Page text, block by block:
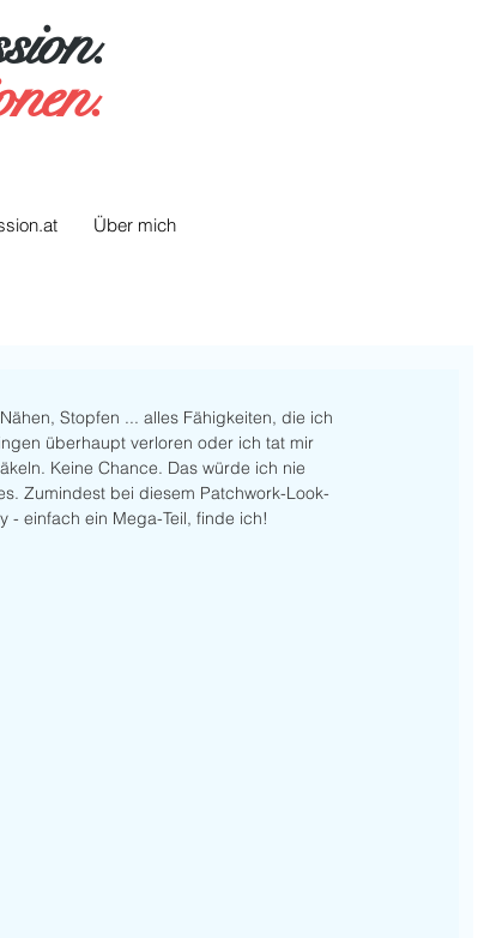
Über mich
Stopfen ... alles Fähigkeiten, die ich
überhaupt verloren oder ich tat mir
Keine Chance. Das würde ich nie
Zumindest bei diesem Patchwork-Look-
- einfach ein Mega-Teil, finde ich!